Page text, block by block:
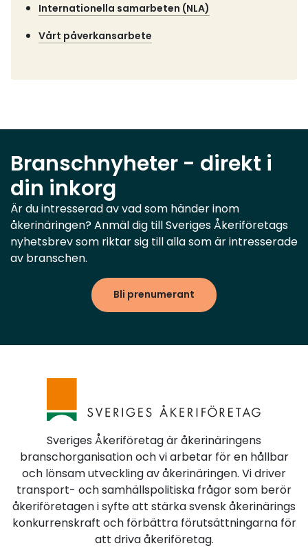
Internationella samarbeten (NLA)
Vårt påverkansarbete
Branschnyheter - direkt i
din inkorg
Är du intresserad av vad som händer inom
åkerinäringen? Anmäl dig till Sveriges Åkeriföretags
nyhetsbrev som riktar sig till alla som är intresserade
av branschen.
Bli prenumerant
Sveriges Åkeriföretag är åkerinäringens
branschorganisation och vi arbetar för en hållbar
och lönsam utveckling av åkerinäringen. Vi driver
transport- och samhällspolitiska frågor som berör
åkeriföretagen i syfte att stärka svensk åkerinärings
konkurrenskraft och förbättra förutsättningarna för
att driva åkeriföretag.